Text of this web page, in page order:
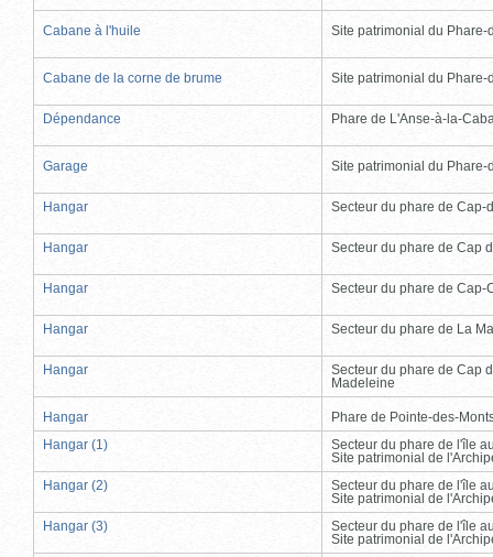
Cabane à l'huile Site patrimonial du Phare-
Cabane de la corne de brume Site patrimonial du Phare-
Dépendance Phare de L'Anse-à-la-
Garage Site patrimonial du Phare-
Hangar Secteur du phare de Cap-
Hangar Secteur du phare de Cap
Hangar Secteur du phare de Cap-
Hangar Secteur du phare de La
Hangar
Secteur du phare de Cap
Madeleine
Hangar
Phare de Pointe-des-
Hangar (1)
Secteur du phare de l'île
Site patrimonial de
Hangar (2)
Secteur du phare de l'île
Site patrimonial de
Hangar (3)
Secteur du phare de l'île
Site patrimonial de